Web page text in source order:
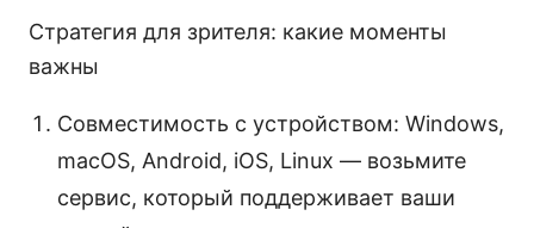
Стратегия для зрителя: какие моменты
важны
Совместимость с устройством: Windows,
macOS, Android, iOS, Linux — возьмите
сервис, который поддерживает ваши